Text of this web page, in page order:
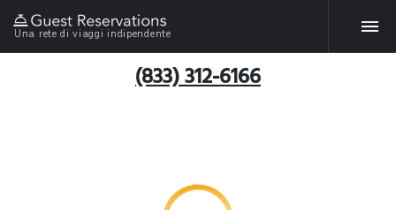
Una rete di viaggi indipendente
(833) 312-6166